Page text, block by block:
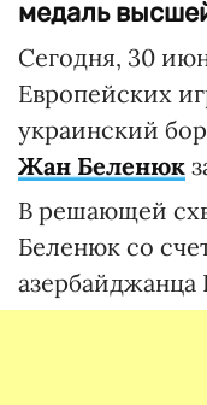
медаль
Сегодня, 30
Европейских
украинский
Жан Беленюк
В решающей
Беленюк со
азербайджанца